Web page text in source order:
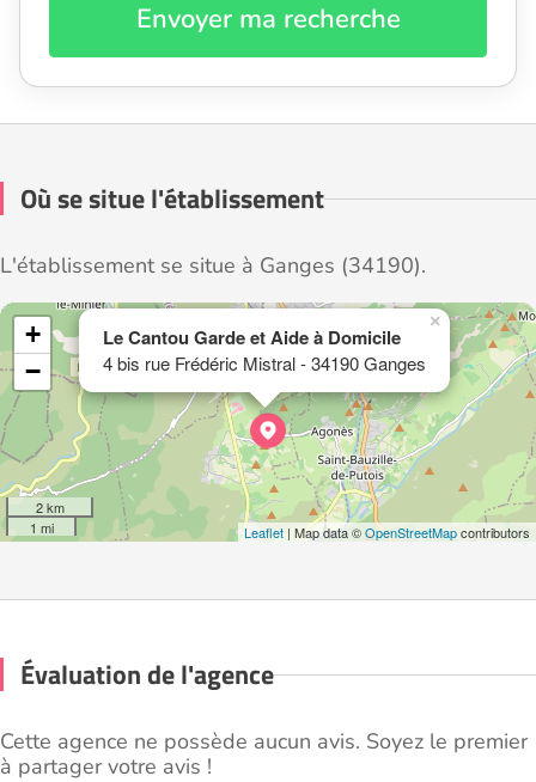
Envoyer ma recherche
Où se situe l'établissement
L'établissement se situe à Ganges (34190).
Le Cantou Garde et Aide à Domicile
4 bis rue Frédéric Mistral - 34190 Ganges
×
+
−
2 km
1 mi
Leaflet | Map data ©OpenStreetMapcontributors
Évaluation de l'agence
Cette agence ne possède aucun avis. Soyez le premier
à partager votre avis !